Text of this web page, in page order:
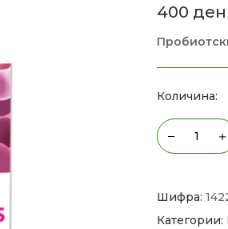
400 ден
Количина:
Шифра:
Категории: